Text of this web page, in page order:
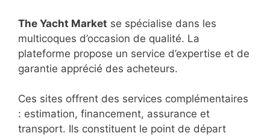
The Yacht Market se spécialise dans les
multicoques d’occasion de qualité. La
plateforme propose un service d’expertise et de
garantie apprécié des acheteurs.
Ces sites offrent des services complémentaires
: estimation, financement, assurance et
transport. Ils constituent le point de départ